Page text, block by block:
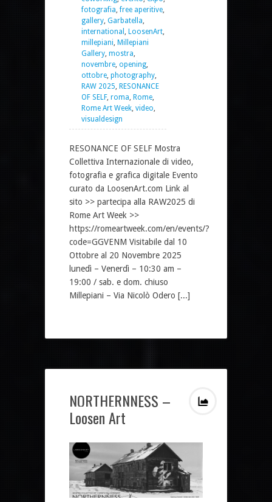
fotografia ,free aperitive
gallery Garbatella
international
LoosenArt
millepiani Millepiani
Gallery mostra
novembre opening
ottobre photography
RAW 2025 RESONANCE
OF SELF, roma Rome
Rome Art Week video
visualdesign
RESONANCE OF SELF Mostra
Collettiva Internazionale di video,
fotografia e grafica digitale Evento
curato da LoosenArt.com Link al
sito >> partecipa alla RAW2025 di
Rome Art Week >>
https://romeartweek.com/en/events/?
code=GGVENM Visitabile dal 10
Ottobre al 20 Novembre 2025
lunedì – Venerdì – 10:30 am –
19:00 / sab. e dom. chiuso
Millepiani – Via Nicolò Odero [...]
NORTHERNNESS –
Loosen Art